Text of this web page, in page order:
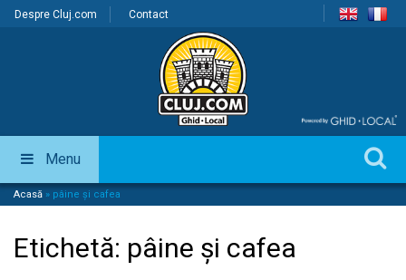
Despre Cluj.com Contact
Menu
Acasă » pâine și cafea
Etichetă: pâine și cafea